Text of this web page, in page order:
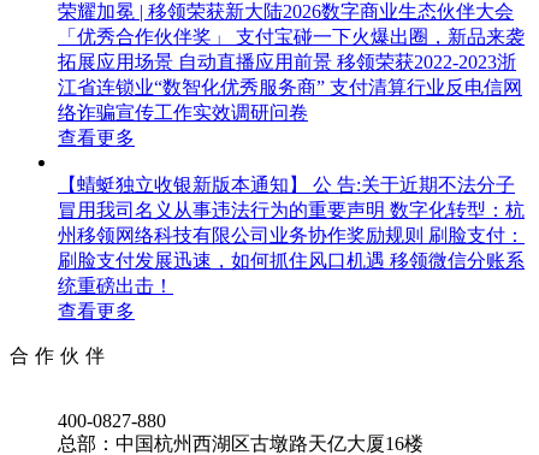
荣耀加冕 | 移领荣获新大陆2026数字商业生态伙伴大会
「优秀合作伙伴奖」
支付宝碰一下火爆出圈，新品来袭
拓展应用场景 自动直播应用前景 移领荣获2022-2023浙
江省连锁业“数智化优秀服务商” 支付清算行业反电信网
络诈骗宣传工作实效调研问卷
查看更多
【蜻蜓独立收银新版本通知】
公 告:关于近期不法分子
冒用我司名义从事违法行为的重要声明 数字化转型：杭
州移领网络科技有限公司业务协作奖励规则 刷脸支付：
刷脸支付发展迅速，如何抓住风口机遇 移领微信分账系
统重磅出击！
查看更多
合作伙伴
‭400-0827-880
总部：中国杭州西湖区古墩路天亿大厦16楼